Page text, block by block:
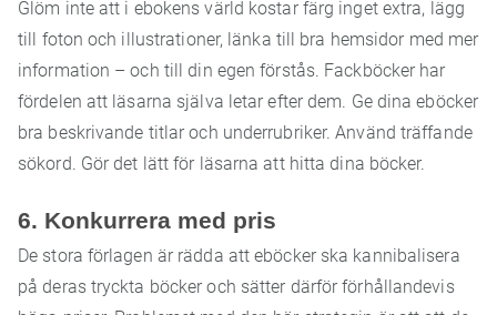
Glöm inte att i ebokens värld kostar färg inget extra, lägg
till foton och illustrationer, länka till bra hemsidor med mer
information – och till din egen förstås. Fackböcker har
fördelen att läsarna själva letar efter dem. Ge dina eböcker
bra beskrivande titlar och underrubriker. Använd träffande
sökord. Gör det lätt för läsarna att hitta dina böcker.
6. Konkurrera med pris
De stora förlagen är rädda att eböcker ska kannibalisera
på deras tryckta böcker och sätter därför förhållandevis